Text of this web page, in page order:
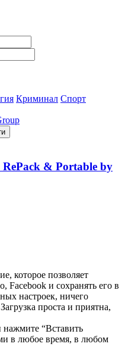
Криминал Спорт
& Portable by
которое позволяет
Facebook и сохранять его в
настроек, ничего
проста и приятна,
нажмите “Вставить
в любое время, в любом